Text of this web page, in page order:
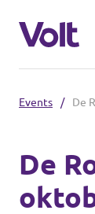
Volt
Volt
Volt
Events / De
De